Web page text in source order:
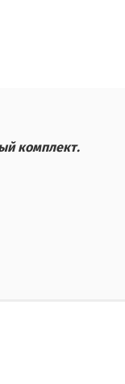
комплект.